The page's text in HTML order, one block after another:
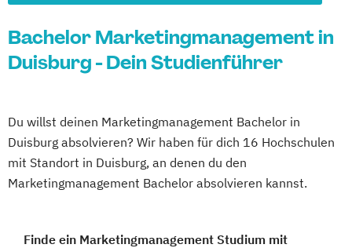
Bachelor Marketingmanagement in
Duisburg - Dein Studienführer
Du willst deinen Marketingmanagement Bachelor in
Duisburg absolvieren? Wir haben für dich 16 Hochschulen
mit Standort in Duisburg, an denen du den
Marketingmanagement Bachelor absolvieren kannst.
Finde ein Marketingmanagement Studium mit